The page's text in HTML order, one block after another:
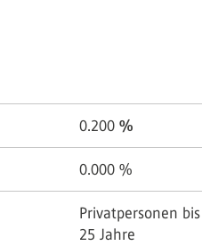
0.200 %
0.000 %
Privatpersonen bis
25 Jahre